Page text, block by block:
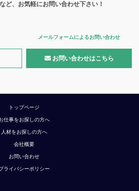
ど、お気軽にお問い合わせ下さい！
メールフォームによるお問い合わせ
お問い合わせはこちら
トップページ
仕事をお探しの方へ
人材をお探しの方へ
会社概要
お問い合わせ
ライバシーポリシー